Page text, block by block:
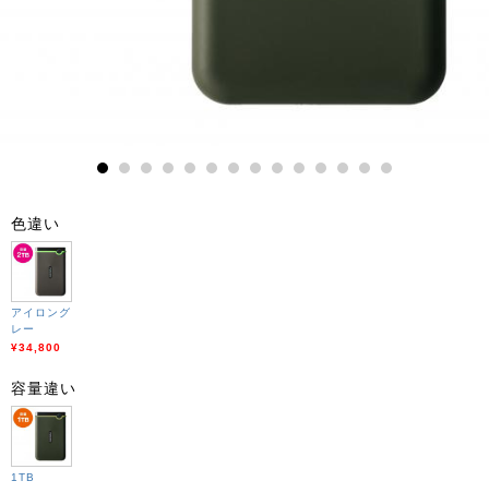
10 11 12 13
色違い
アイロング
レー
¥34,800
容量違い
1TB